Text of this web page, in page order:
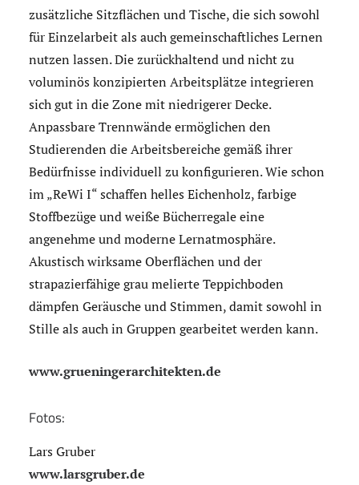
zusätzliche Sitzflächen und Tische, die sich sowohl
für Einzelarbeit als auch gemeinschaftliches Lernen
nutzen lassen. Die zurückhaltend und nicht zu
voluminös konzipierten Arbeitsplätze integrieren
sich gut in die Zone mit niedrigerer Decke.
Anpassbare Trennwände ermöglichen den
Studierenden die Arbeitsbereiche gemäß ihrer
Bedürfnisse individuell zu konfigurieren. Wie schon
im „ReWi I“ schaffen helles Eichenholz, farbige
Stoffbezüge und weiße Bücherregale eine
angenehme und moderne Lernatmosphäre.
Akustisch wirksame Oberflächen und der
strapazierfähige grau melierte Teppichboden
dämpfen Geräusche und Stimmen, damit sowohl in
Stille als auch in Gruppen gearbeitet werden kann.
www.grueningerarchitekten.de
Fotos:
Lars Gruber
www.larsgruber.de